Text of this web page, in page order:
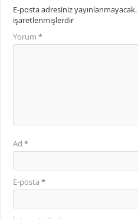
E-posta adresiniz yayınlanmayacak.
işaretlenmişlerdir
Yorum*
Ad*
E-posta*